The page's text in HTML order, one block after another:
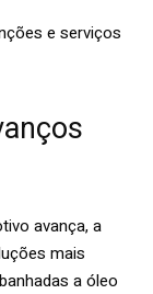
e serviços
avança, a
mais
a óleo